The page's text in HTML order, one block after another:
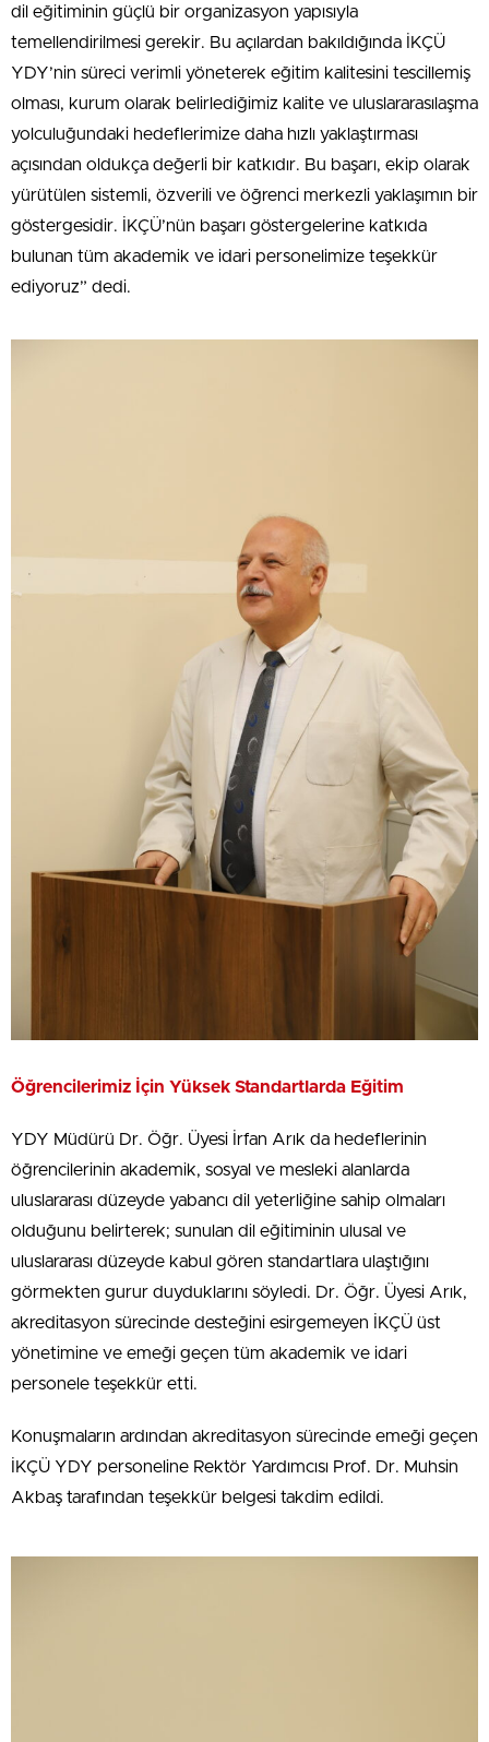
dil eğitiminin güçlü bir organizasyon yapısıyla
temellendirilmesi gerekir. Bu açılardan bakıldığında İKÇÜ
YDY’nin süreci verimli yöneterek eğitim kalitesini tescillemiş
olması, kurum olarak belirlediğimiz kalite ve uluslararasılaşma
yolculuğundaki hedeflerimize daha hızlı yaklaştırması
açısından oldukça değerli bir katkıdır. Bu başarı, ekip olarak
yürütülen sistemli, özverili ve öğrenci merkezli yaklaşımın bir
göstergesidir. İKÇÜ’nün başarı göstergelerine katkıda
bulunan tüm akademik ve idari personelimize teşekkür
ediyoruz” dedi.
Öğrencilerimiz İçin Yüksek Standartlarda Eğitim
YDY Müdürü Dr. Öğr. Üyesi İrfan Arık da hedeflerinin
öğrencilerinin akademik, sosyal ve mesleki alanlarda
uluslararası düzeyde yabancı dil yeterliğine sahip olmaları
olduğunu belirterek; sunulan dil eğitiminin ulusal ve
uluslararası düzeyde kabul gören standartlara ulaştığını
görmekten gurur duyduklarını söyledi. Dr. Öğr. Üyesi Arık,
akreditasyon sürecinde desteğini esirgemeyen İKÇÜ üst
yönetimine ve emeği geçen tüm akademik ve idari
personele teşekkür etti.
Konuşmaların ardından akreditasyon sürecinde emeği geçen
İKÇÜ YDY personeline Rektör Yardımcısı Prof. Dr. Muhsin
Akbaş tarafından teşekkür belgesi takdim edildi.